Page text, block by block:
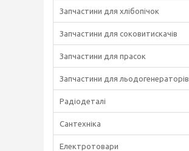
Запчастини для хлібопічок
Запчастини для соковитискачів
Запчастини для прасок
Запчастини для льодогенераторів
Радіодеталі
Сантехніка
Електротовари